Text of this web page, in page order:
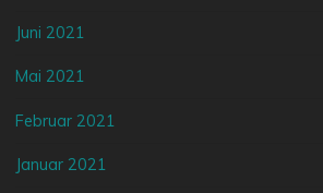
Juni 2021
Mai 2021
Februar 2021
Januar 2021